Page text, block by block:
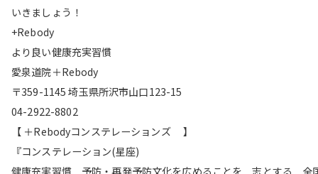
いきましょう！
+Rebody
より良い健康充実習慣
愛泉道院＋Rebody
〒359-1145 埼玉県所沢市山口123-15
04-2922-8802
【 ＋Rebodyコンステレーションズ 】
『コンステレーション(星座)
健康充実習慣 予防・再発予防文化を広めることを 志とする 全